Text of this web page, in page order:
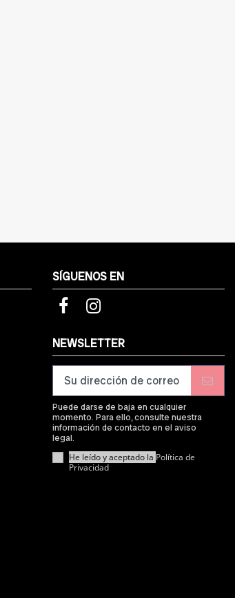
SÍGUENOS EN
NEWSLETTER
Puede darse de baja en cualquier
momento. Para ello, consulte nuestra
información de contacto en el aviso
legal.
He leído y aceptado la Política de
Privacidad